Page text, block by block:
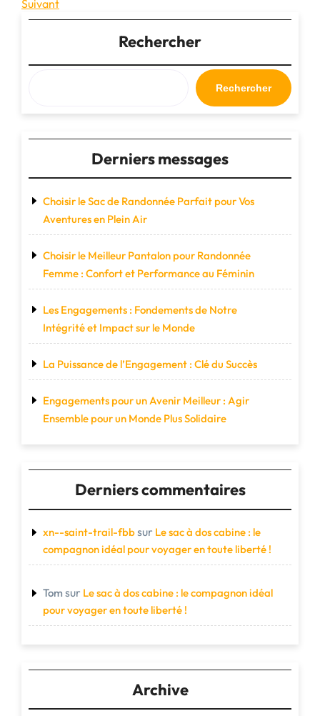
de
suivant
Suivant
Rechercher
Rechercher
Derniers messages
Choisir le Sac de Randonnée Parfait pour Vos
Aventures en Plein Air
Choisir le Meilleur Pantalon pour Randonnée
Femme : Confort et Performance au Féminin
Les Engagements : Fondements de Notre
Intégrité et Impact sur le Monde
La Puissance de l’Engagement : Clé du Succès
Engagements pour un Avenir Meilleur : Agir
Ensemble pour un Monde Plus Solidaire
Derniers commentaires
xn--saint-trail-fbbsur Le sac à dos cabine : le
compagnon idéal pour voyager en toute liberté !
Tom sur Le sac à dos cabine : le compagnon idéal
pour voyager en toute liberté !
Archive